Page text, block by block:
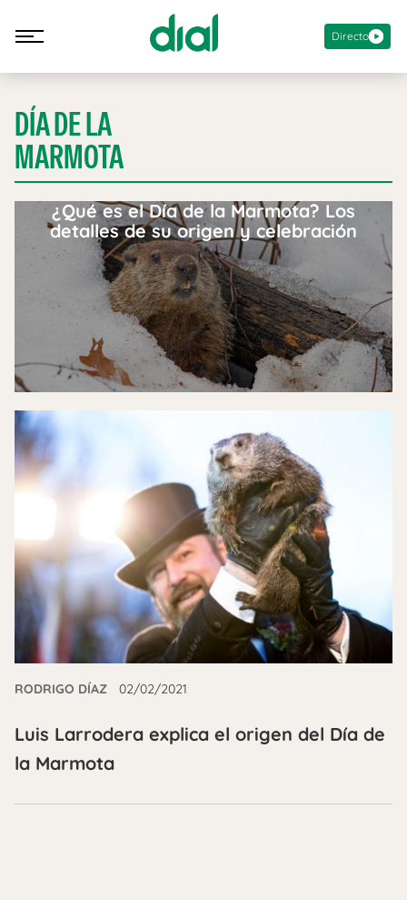
Directo
DÍA DE LA
MARMOTA
¿Qué es el Día de la Marmota? Los
detalles de su origen y celebración
RODRIGO DÍAZ 02/02/2021
Luis Larrodera explica el origen del Día de
la Marmota